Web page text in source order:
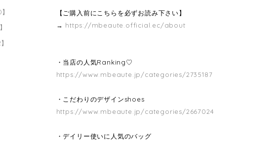
【ご購入前にこちらを必ずお読み下さい】
→ https://mbeaute.official.ec/about
・当店の人気Ranking♡
https://www.mbeaute.jp/categories/2735187
・こだわりのデザインshoes
https://www.mbeaute.jp/categories/2667024
・デイリー使いに人気のバッグ